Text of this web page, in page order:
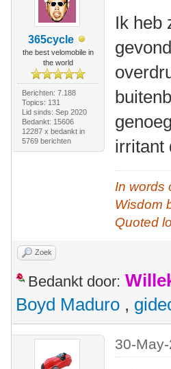
365cycle
the best velomobile in
the world
Berichten: 7.188
Topics: 131
Lid sinds: Sep 2020
Bedankt: 15606
12287 x bedankt in
5769 berichten
Ik heb
irritant
In words
Wisdom
Quoted
Zoek
Bedankt door:
Boyd Maduro ,
30-